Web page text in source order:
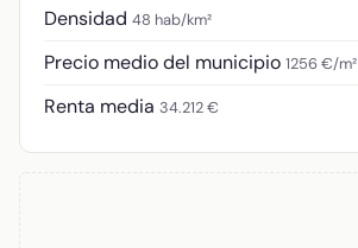
Densidad 48 hab/km²
Precio medio del municipio 1256 €/m²
Renta media 34.212 €